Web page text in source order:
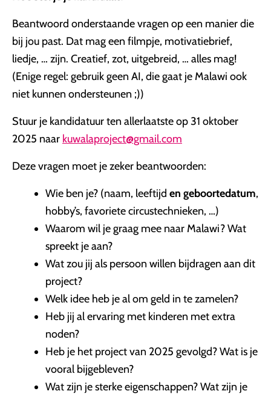
Beantwoord onderstaande vragen op een manier die
bij jou past. Dat mag een filmpje, motivatiebrief,
liedje, … zijn. Creatief, zot, uitgebreid, … alles mag!
(Enige regel: gebruik geen AI, die gaat je Malawi ook
niet kunnen ondersteunen ;))
Stuur je kandidatuur ten allerlaatste op 31 oktober
2025 naar kuwalaproject@gmail.com
Deze vragen moet je zeker beantwoorden:
Wie ben je? (naam, leeftijd en geboortedatum,
hobby’s, favoriete circustechnieken, …)
Waarom wil je graag mee naar Malawi? Wat
spreekt je aan?
Wat zou jij als persoon willen bijdragen aan dit
project?
Welk idee heb je al om geld in te zamelen?
Heb jij al ervaring met kinderen met extra
noden?
Heb je het project van 2025 gevolgd? Wat is je
vooral bijgebleven?
Wat zijn je sterke eigenschappen? Wat zijn je